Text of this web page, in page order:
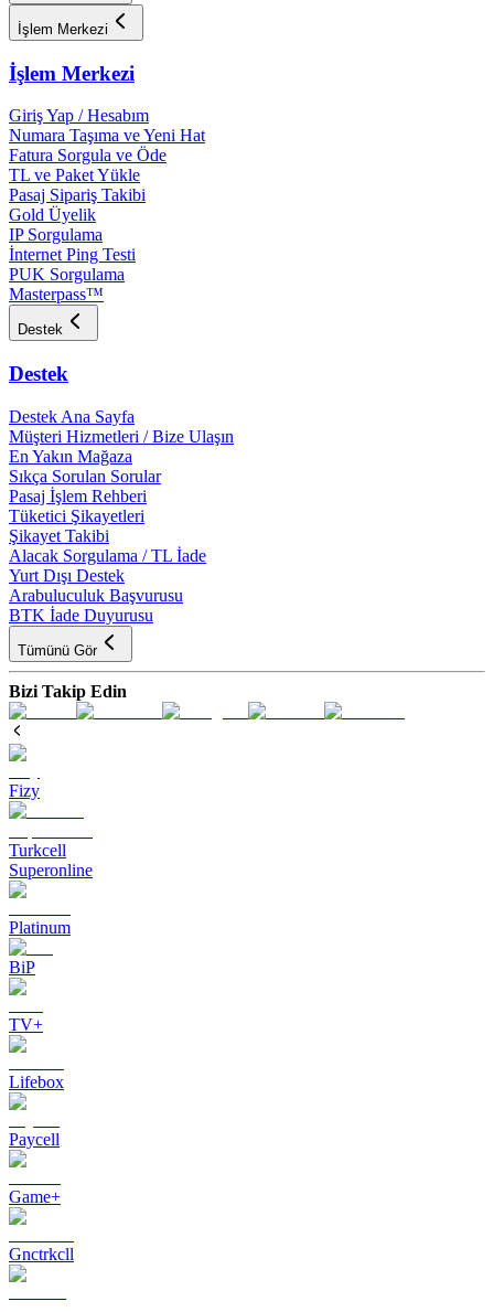
İşlem Merkezi
İşlem Merkezi
Giriş Yap / Hesabım
Numara Taşıma ve Yeni Hat
Fatura Sorgula ve Öde
TL ve Paket Yükle
Pasaj Sipariş Takibi
Gold Üyelik
IP Sorgulama
İnternet Ping Testi
PUK Sorgulama
Masterpass™
Destek
Destek
Destek Ana Sayfa
Müşteri Hizmetleri / Bize Ulaşın
En Yakın Mağaza
Sıkça Sorulan Sorular
Pasaj İşlem Rehberi
Tüketici Şikayetleri
Şikayet Takibi
Alacak Sorgulama / TL İade
Yurt Dışı Destek
Arabuluculuk Başvurusu
BTK İade Duyurusu
Tümünü Gör
Bizi Takip Edin
Fizy
Turkcell
Superonline
Platinum
BiP
TV+
Lifebox
Paycell
Game+
Gnctrkcll